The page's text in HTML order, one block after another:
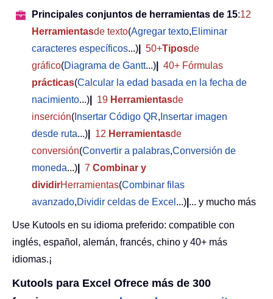
Principales conjuntos de herramientas de 15:12
Herramientasde texto(Agregar texto,Eliminar
caracteres específicos...) 50+Tiposde
gráfico(Diagrama de Gantt...)
40+ Fórmulas
prácticas(Calcular la edad basada en la fecha de
nacimiento...) 19 Herramientasde
inserción( Insertar Código QR, Insertar imagen
desde ruta...) 12 Herramientasde
conversión(Convertir a palabras,Conversión de
moneda...) 7 Combinar y
dividirHerramientas(Combinar filas
avanzado,Dividir celdas de Excel ...) ... y mucho más
Use Kutools en su idioma preferido: compatible con
inglés, español, alemán, francés, chino y 40+ más
idiomas.¡
Kutools para Excel Ofrece más de 300